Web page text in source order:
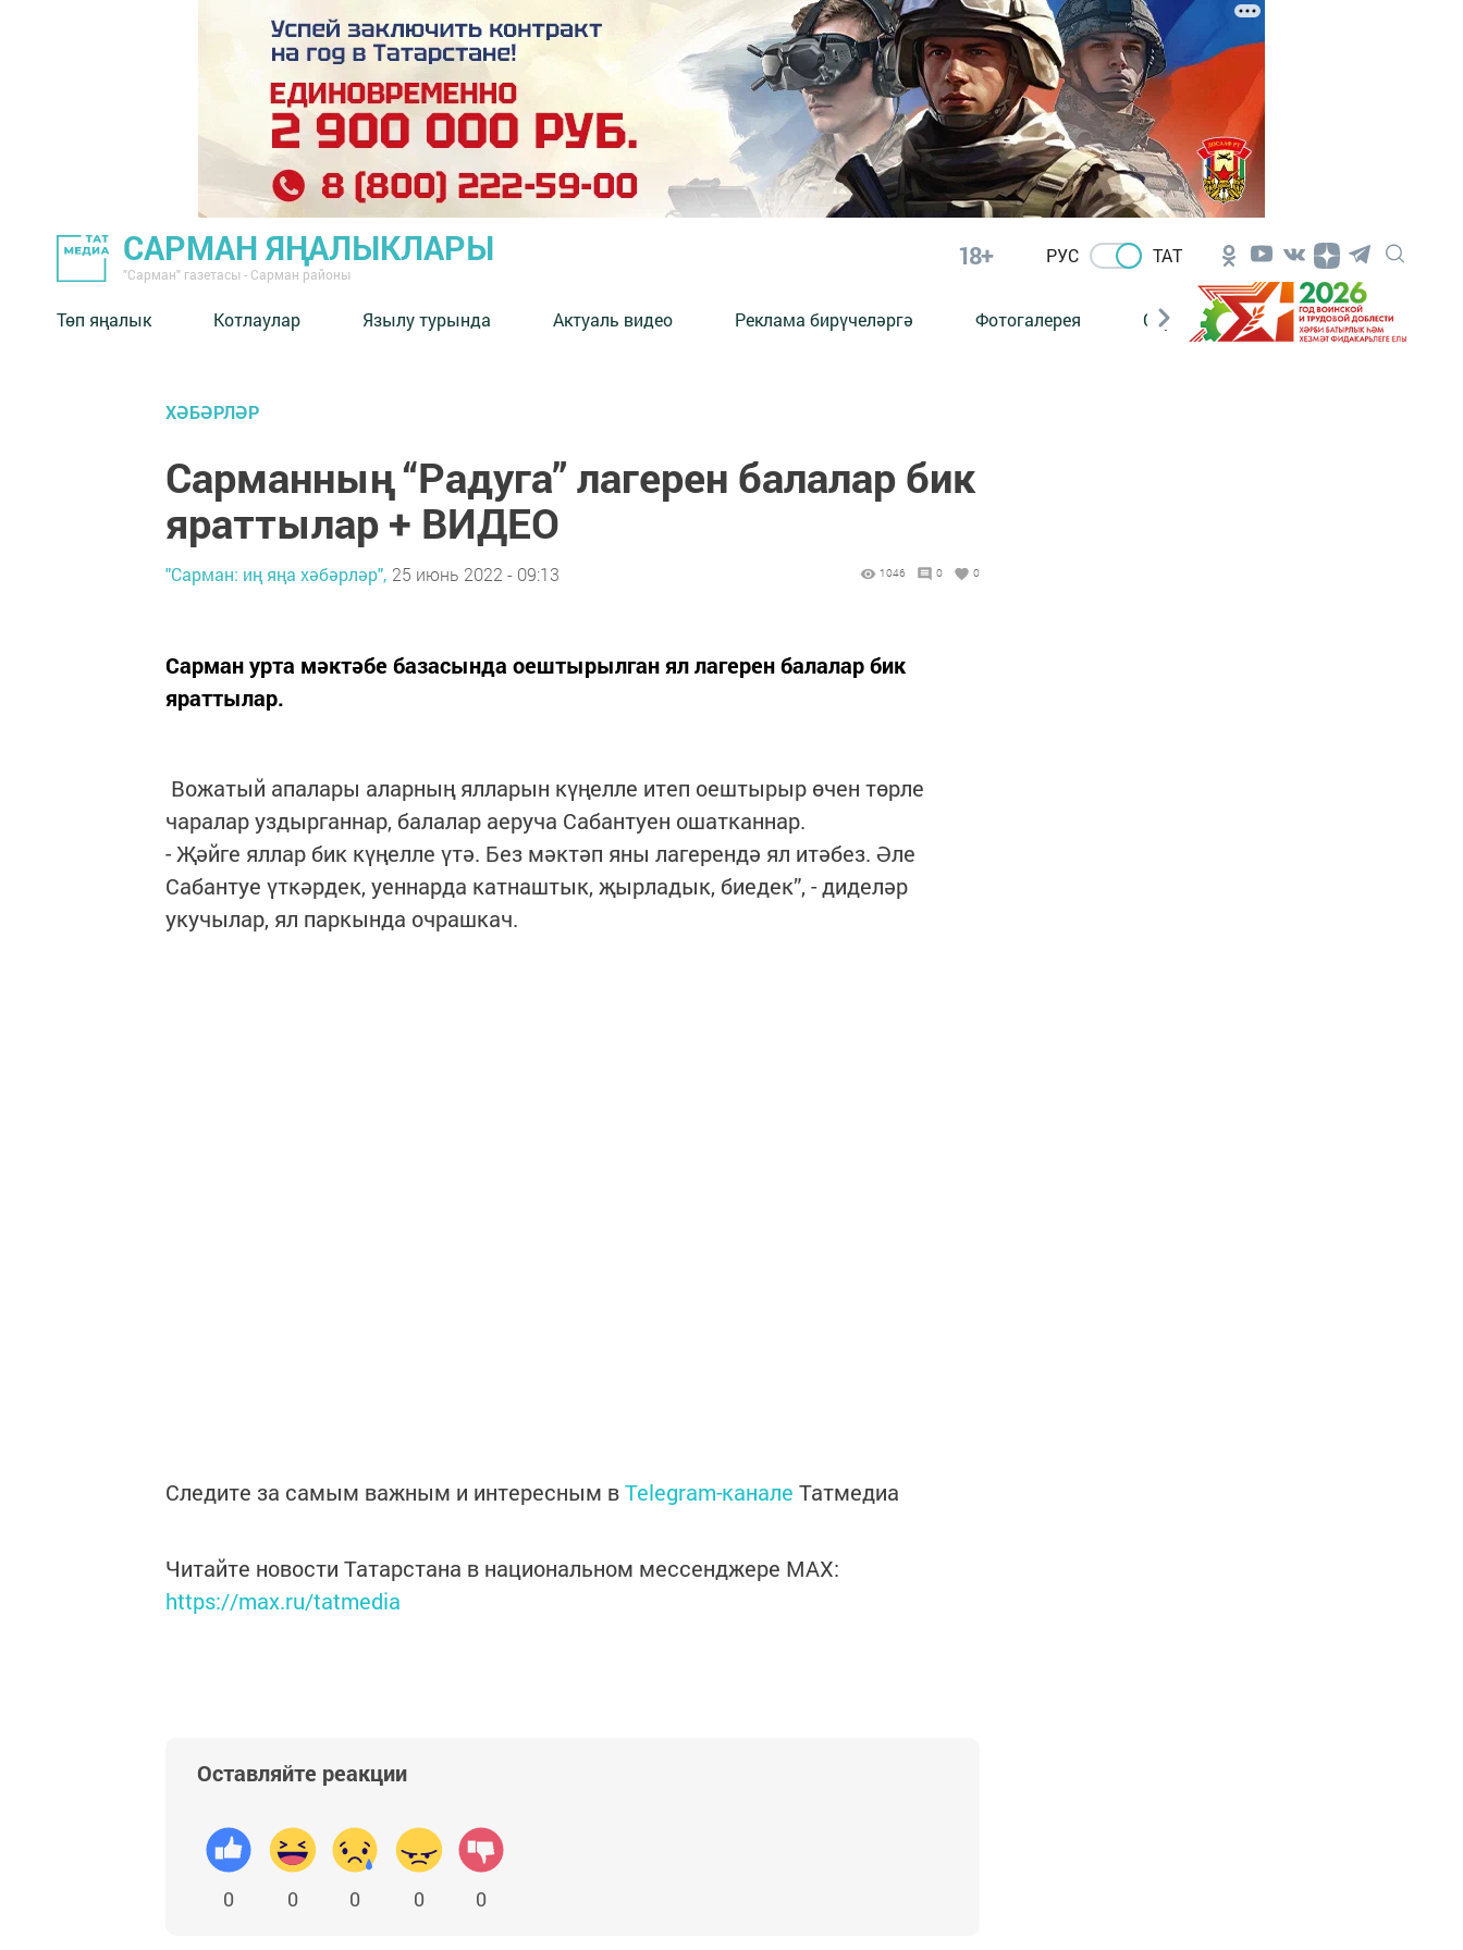
САРМАН ЯҢАЛЫКЛАРЫ
"Сарман" газетасы - Сарман районы
18+ РУС ТАТ
Төп яңалык Котлаулар Язылу турында Актуаль видео Реклама бирүчеләргә Фотогалерея Сораштыру
ХӘБӘРЛӘР
Сарманның “Радуга” лагерен балалар бик
яраттылар + ВИДЕО
"Сарман: иң яңа хәбәрләр", 25 июнь 2022 - 09:13 1046 0 0
Сарман урта мәктәбе базасында оештырылган ял лагерен балалар бик
яраттылар.
Вожатый апалары аларның ялларын күңелле итеп оештырыр өчен төрле
чаралар уздырганнар, балалар аеруча Сабантуен ошатканнар.
- Җәйге яллар бик күңелле үтә. Без мәктәп яны лагерендә ял итәбез. Әле
Сабантуе үткәрдек, уеннарда катнаштык, җырладык, биедек”, - диделәр
укучылар, ял паркында очрашкач.
Следите за самым важным и интересным вTelegram-канале Татмедиа
Читайте новости Татарстана в национальном мессенджере MАХ:
https://max.ru/tatmedia
Оставляйте реакции
0 0 0 0 0